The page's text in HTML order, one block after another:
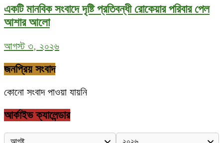
একটি মানবিক সংবাদে দৃষ্টি প্রতিবন্ধী রোকেয়ার পরিবার পেল
আশার আলো
আগস্ট ৩, ২০২৬
জনপ্রিয় সংবাদ
কোনো সংবাদ পাওয়া যায়নি
আর্কাইভ ক্যালেন্ডার